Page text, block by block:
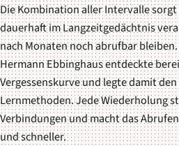
Die Kombination aller Intervalle
dauerhaft im Langzeitgedächtnis
nach Monaten noch abrufbar
Hermann Ebbinghaus entdeckte
Vergessenskurve und legte damit
Lernmethoden. Jede Wiederholung
Verbindungen und macht das
und schneller.